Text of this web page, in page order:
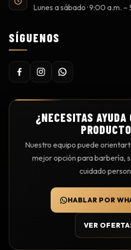
Lunes a sábado · 9:00 a.m.
SÍGUENOS
¿NECESITAS AYUDA
Nuestro equipo puede
mejor opción para barbería,
cuidado
HABLAR POR
VER